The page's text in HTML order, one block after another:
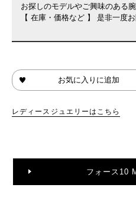
お探しのモデルやご興味のある
【 在庫・価格など 】 是非一度
お気に入りに追加
レディースジュエリーはこちら
フォース10